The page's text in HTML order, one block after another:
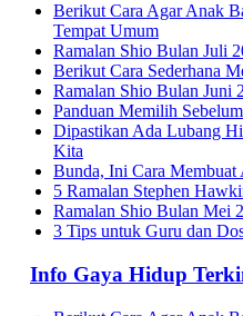
Berikut Cara Agar Anak
Tempat Umum
Ramalan Shio Bulan Juli
Berikut Cara Sederhana
Ramalan Shio Bulan Juni
Panduan Memilih
Dipastikan Ada Lubang
Kita
Bunda, Ini Cara
5 Ramalan Stephen
Ramalan Shio Bulan Mei
3 Tips untuk Guru dan
Info Gaya Hidup